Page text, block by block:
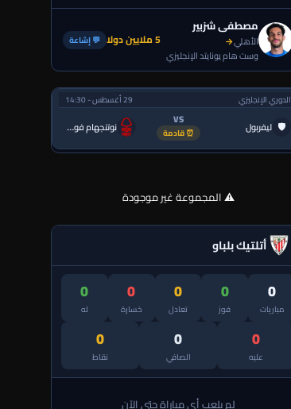
مصطفى شزبير
الأهلي→
وست هام يونايتد الإنجليزي
5 ملايين دولا 💬 إشاعة
الدوري الإنجليزي 29 أغسطس - 14:30
🛡 ليفربول VS
⏰ قادمة نوتنجهام فورست
⚠️ المجموعة غير موجودة
أتلتيك بلباو
0
مباريات
0
فوز
0
تعادل
0
خسارة
0
له
0
عليه
0
الصافي
0
نقاط
لم يلعب أي مباراة حتى الآن